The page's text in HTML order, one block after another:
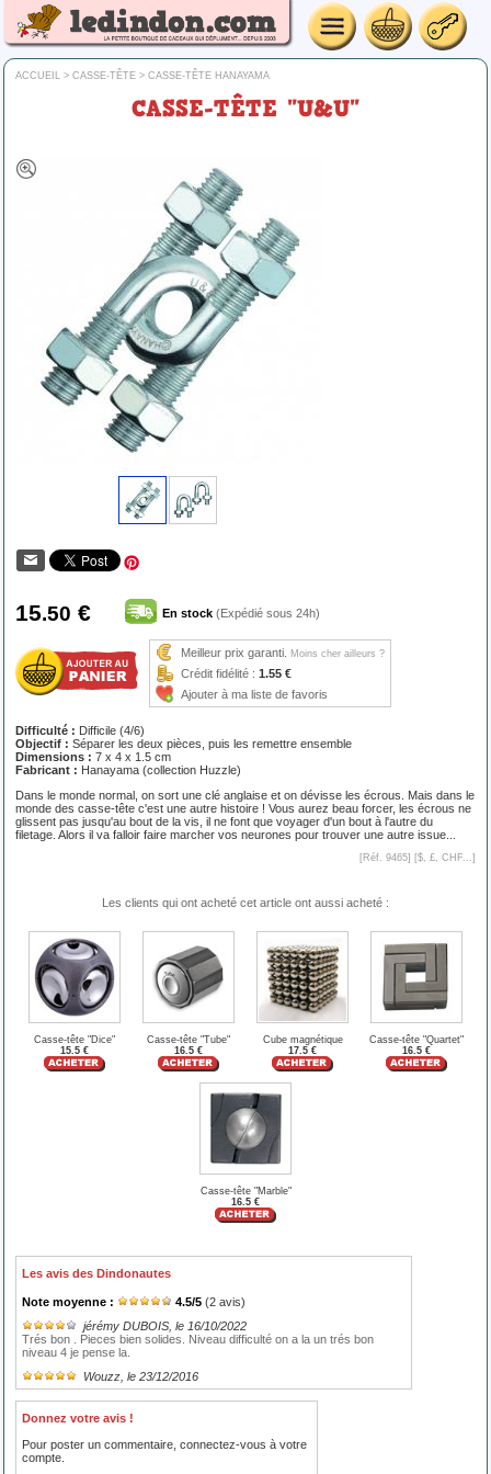
ACCUEIL > CASSE-TÊTE > CASSE-TÊTE HANAYAMA
CASSE-TÊTE "U&U"
15.50 € En stock (Expédié sous 24h)
Meilleur prix garanti. Moins cher ailleurs ?
Crédit fidélité : 1.55 €
Ajouter à ma liste de favoris
Difficulté : Difficile (4/6)
Objectif : Séparer les deux pièces, puis les remettre ensemble
Dimensions : 7 x 4 x 1.5 cm
Fabricant : Hanayama (collection Huzzle)
Dans le monde normal, on sort une clé anglaise et on dévisse les écrous. Mais dans le
monde des casse-tête c'est une autre histoire ! Vous aurez beau forcer, les écrous ne
glissent pas jusqu'au bout de la vis, il ne font que voyager d'un bout à l'autre du
filetage. Alors il va falloir faire marcher vos neurones pour trouver une autre issue...
[Réf. 9465] [$, £, CHF...]
Les clients qui ont acheté cet article ont aussi acheté :
Casse-tête "Dice"
15.5 €
Casse-tête "Tube"
16.5 €
Cube magnétique
17.5 €
Casse-tête "Quartet"
16.5 €
Casse-tête "Marble"
16.5 €
Les avis des Dindonautes
Note moyenne : 4.5/5 (2 avis)
jérémy DUBOIS , le 16/10/2022
Trés bon . Pieces bien solides. Niveau difficulté on a la un trés bon
niveau 4 je pense la.
Wouzz , le 23/12/2016
Donnez votre avis !
Pour poster un commentaire, connectez-vous à votre
compte.